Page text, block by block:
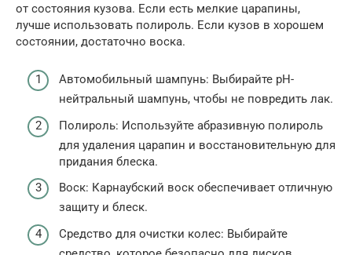
от состояния кузова. Если есть мелкие царапины,
лучше использовать полироль. Если кузов в хорошем
состоянии, достаточно воска.
Автомобильный шампунь: Выбирайте pH-
нейтральный шампунь, чтобы не повредить лак.
Полироль: Используйте абразивную полироль
для удаления царапин и восстановительную для
придания блеска.
Воск: Карнаубский воск обеспечивает отличную
защиту и блеск.
Средство для очистки колес: Выбирайте